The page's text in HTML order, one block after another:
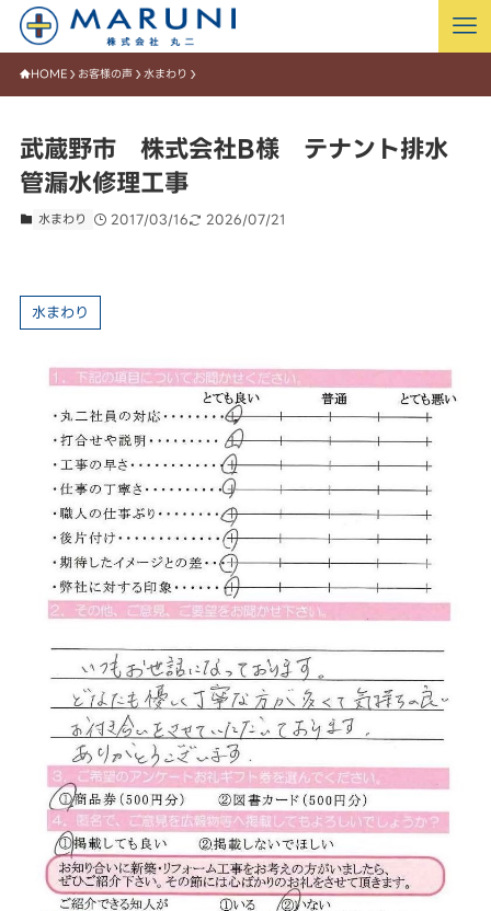
HOME お客様の声 水まわり
武蔵野市 株式会社B様 テナント排水
管漏水修理工事
水まわり 2017/03/16 2026/07/21
水まわり